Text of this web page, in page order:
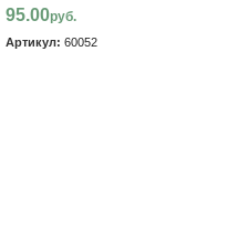
95.00руб.
Артикул: 60052